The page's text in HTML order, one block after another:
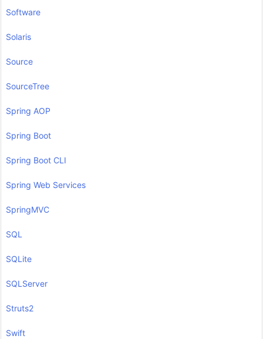
Software
Solaris
Source
SourceTree
Spring AOP
Spring Boot
Spring Boot CLI
Spring Web Services
SpringMVC
SQL
SQLite
SQLServer
Struts2
Swift